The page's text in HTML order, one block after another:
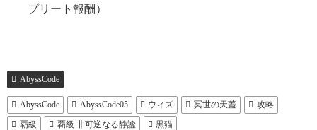
プリート報酬）
AbyssCode
AbyssCode AbyssCode05 ウィズ 冥世の天蓋
攻略
覇級
覇級 非可逆なる静謐 黒猫